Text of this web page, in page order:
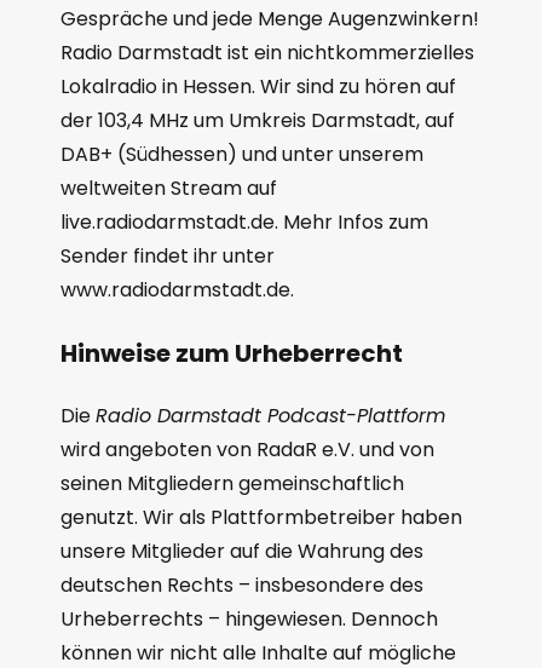
Gespräche und jede Menge Augenzwinkern!
Radio Darmstadt ist ein nichtkommerzielles
Lokalradio in Hessen. Wir sind zu hören auf
der 103,4 MHz um Umkreis Darmstadt, auf
DAB+ (Südhessen) und unter unserem
weltweiten Stream auf
live.radiodarmstadt.de. Mehr Infos zum
Sender findet ihr unter
www.radiodarmstadt.de.
Hinweise zum Urheberrecht
DieRadio Darmstadt Podcast-Plattform
wird angeboten von RadaR e.V. und von
seinen Mitgliedern gemeinschaftlich
genutzt. Wir als Plattformbetreiber haben
unsere Mitglieder auf die Wahrung des
deutschen Rechts – insbesondere des
Urheberrechts – hingewiesen. Dennoch
können wir nicht alle Inhalte auf mögliche